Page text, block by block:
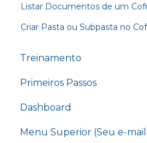
Listar Documentos de um
Criar Pasta ou Subpasta no
Treinamento
Treinamento -
para assinatura
Primeiros Passos
Dashboard
Caixa de Entrada
Menu Superior (Seu e-